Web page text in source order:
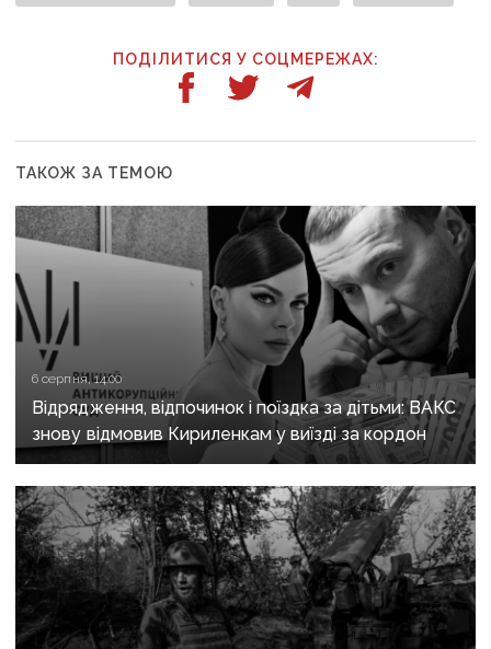
ПОДІЛИТИСЯ У СОЦМЕРЕЖАХ:
ТАКОЖ ЗА ТЕМОЮ
6 серпня, 14:00
Відрядження, відпочинок і поїздка за дітьми: ВАКС
знову відмовив Кириленкам у виїзді за кордон